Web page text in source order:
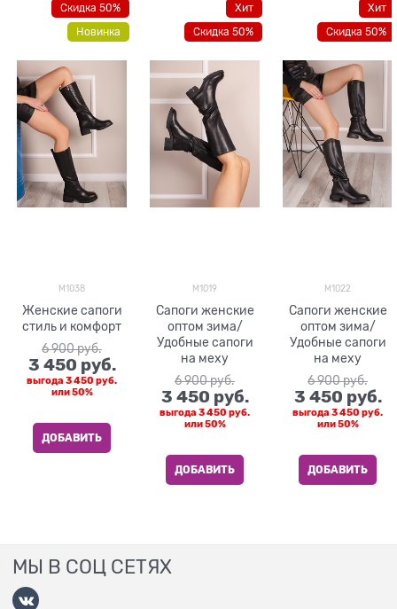
M1038
Скидка 50%
Новинка
Женские сапоги
стиль и комфорт
6 900 руб.
3 450 руб.
выгода 3 450 руб.
или50%
ДОБАВИТЬ
M1019
Хит
Скидка 50%
Сапоги женские
оптом зима/
Удобные сапоги
на меху
6 900 руб.
3 450 руб.
выгода 3 450 руб.
или50%
ДОБАВИТЬ
M1022
Хит
Скидка 50%
Сапоги женские
оптом зима/
Удобные сапоги
на меху
6 900 руб.
3 450 руб.
выгода 3 450 руб.
или50%
ДОБАВИТЬ
МЫ В СОЦ СЕТЯХ